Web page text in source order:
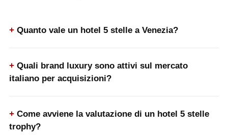
Quanto vale un hotel 5 stelle a Venezia?
Quali brand luxury sono attivi sul mercato
italiano per acquisizioni?
Come avviene la valutazione di un hotel 5 stelle
trophy?